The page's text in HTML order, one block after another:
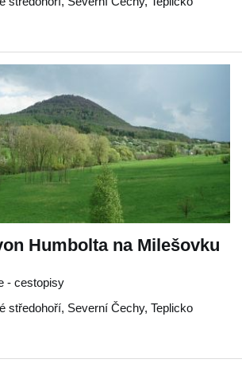
Humbolta na Milešovku
- cestopisy
středohoří, Severní Čechy, Teplicko